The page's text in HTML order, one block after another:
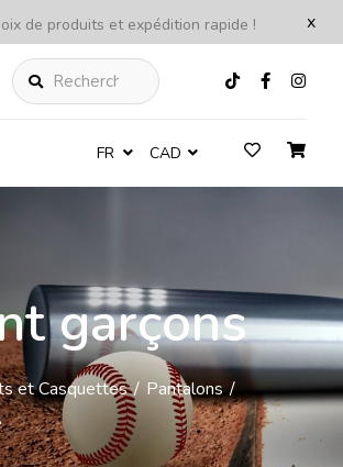
x
de produits et expédition rapide !
Rechercher
FR CAD
garçons
et Casquettes / Pantalons /